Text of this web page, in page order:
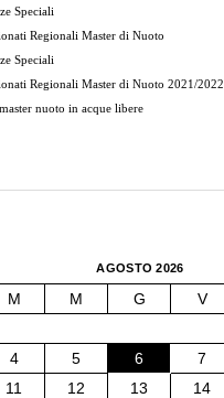
Speciali
Regionali Master di Nuoto
Speciali
Regionali Master di Nuoto 2021/2022
nuoto in acque libere
AGOSTO 2026
M M G V
4 5 6 7
11 12 13 14